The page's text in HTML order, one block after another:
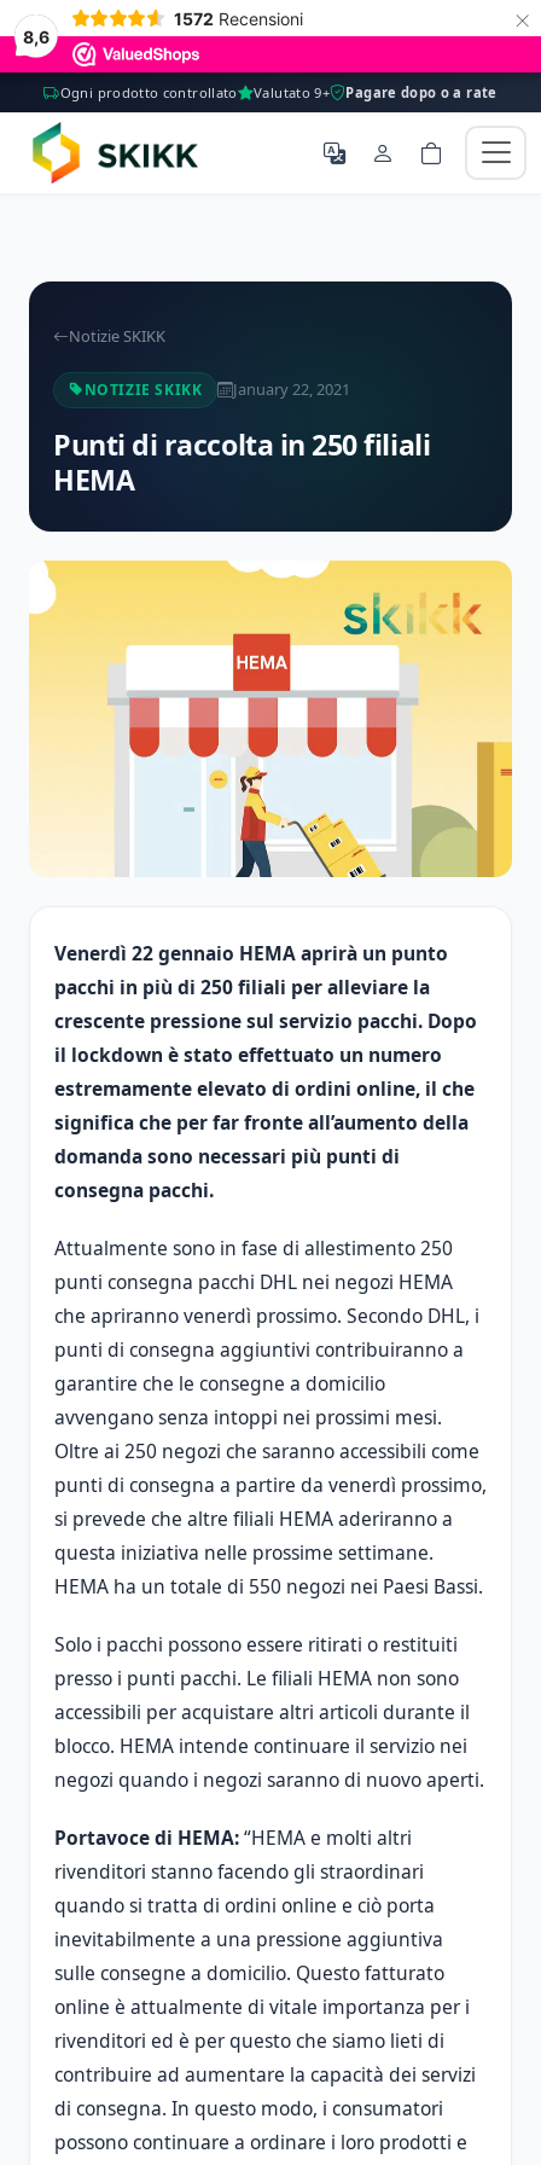
8,6
1572 Recensioni ×
Ogni prodotto controllato Valutato 9+ Pagare dopo o a rate
Notizie SKIKK
NOTIZIE SKIKK January 22, 2021
Punti di raccolta in 250 filiali
HEMA
Venerdì 22 gennaio HEMA aprirà un punto
pacchi in più di 250 filiali per alleviare la
crescente pressione sul servizio pacchi. Dopo
il lockdown è stato effettuato un numero
estremamente elevato di ordini online, il che
significa che per far fronte all’aumento della
domanda sono necessari più punti di
consegna pacchi.
Attualmente sono in fase di allestimento 250
punti consegna pacchi DHL nei negozi HEMA
che apriranno venerdì prossimo. Secondo DHL, i
punti di consegna aggiuntivi contribuiranno a
garantire che le consegne a domicilio
avvengano senza intoppi nei prossimi mesi.
Oltre ai 250 negozi che saranno accessibili come
punti di consegna a partire da venerdì prossimo,
si prevede che altre filiali HEMA aderiranno a
questa iniziativa nelle prossime settimane.
HEMA ha un totale di 550 negozi nei Paesi Bassi.
Solo i pacchi possono essere ritirati o restituiti
presso i punti pacchi. Le filiali HEMA non sono
accessibili per acquistare altri articoli durante il
blocco. HEMA intende continuare il servizio nei
negozi quando i negozi saranno di nuovo aperti.
Portavoce di HEMA:“HEMA e molti altri
rivenditori stanno facendo gli straordinari
quando si tratta di ordini online e ciò porta
inevitabilmente a una pressione aggiuntiva
sulle consegne a domicilio. Questo fatturato
online è attualmente di vitale importanza per i
rivenditori ed è per questo che siamo lieti di
contribuire ad aumentare la capacità dei servizi
di consegna. In questo modo, i consumatori
possono continuare a ordinare i loro prodotti e